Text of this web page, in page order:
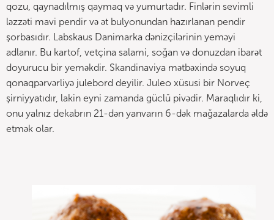
qozu, qaynadılmış qaymaq və yumurtadır. Finlərin sevimli
ləzzəti mavi pendir və ət bulyonundan hazırlanan pendir
şorbasıdır. Labskaus Danimarka dənizçilərinin yeməyi
adlanır. Bu kartof, vetçina salami, soğan və donuzdan ibarət
doyurucu bir yeməkdir. Skandinaviya mətbəxində soyuq
qonaqpərvərliyə julebord deyilir. Juleo xüsusi bir Norveç
şirniyyatıdır, lakin eyni zamanda güclü pivədir. Maraqlıdır ki,
onu yalnız dekabrın 21-dən yanvarın 6-dək mağazalarda əldə
etmək olar.